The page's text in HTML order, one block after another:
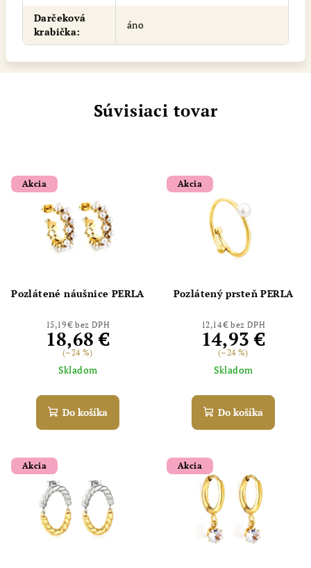
Darčeková
krabička:
áno
Súvisiaci tovar
Akcia
Pozlátené náušnice PERLA
15,19 € bez DPH
18,68 €
(–24 %)
Skladom
Do košíka
Akcia
Pozlátený prsteň PERLA
12,14 € bez DPH
14,93 €
(–24 %)
Skladom
Do košíka
Akcia Akcia